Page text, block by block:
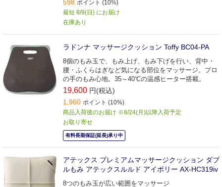
598 ポイント (10%)
最短 8/9(日) にお届け
在庫あり
ラドンナ マッサージクッション Toffy BC04-PA
8個のもみ玉で、もみ上げ、もみ下げを行い、背中・
腰・ふくらはぎなど気になる部位をマッサージ。プロ
の手のもみ心地。35～40℃の温感ヒーター搭載。
19,600 円(税込)
1,960 ポイント (10%)
商品入荷後のお届け ※8/24(月)以降入荷予定
お取り寄せ
有料長期保証(延長)承り中
アテックス プレミアムマッサージクッション ダブ
ルもみ アテックスルルド アイボリー AX-HC319iv
8つのもみ玉が広い範囲をマッサージ